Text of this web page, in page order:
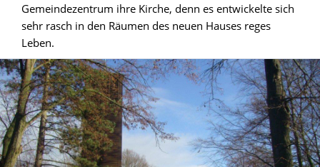
Gemeindezentrum ihre Kirche, denn es entwickelte sich
sehr rasch in den Räumen des neuen Hauses reges
Leben.